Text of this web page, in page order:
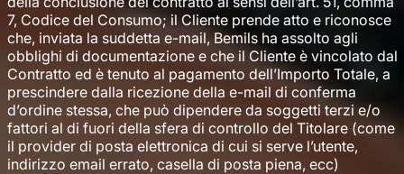
7, Codice del Consumo; il Cliente prende atto e riconosce
che, inviata la suddetta e-mail, Bemils ha assolto agli
obblighi di documentazione e che il Cliente è vincolato dal
Contratto ed è tenuto al pagamento dell’Importo Totale, a
prescindere dalla ricezione della e-mail di conferma
d’ordine stessa, che può dipendere da soggetti terzi e/o
fattori al di fuori della sfera di controllo del Titolare (come
il provider di posta elettronica di cui si serve l’utente,
indirizzo email errato, casella di posta piena, ecc)